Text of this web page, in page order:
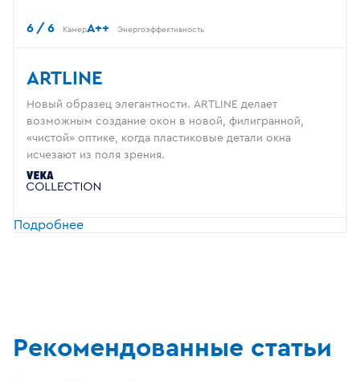
6 / 6 КамерA++ Энергоэффективность
ARTLINE
Новый образец элегантности. ARTLINE делает
возможным создание окон в новой, филигранной,
«чистой» оптике, когда пластиковые детали окна
исчезают из поля зрения.
Подробнее
Рекомендованные статьи